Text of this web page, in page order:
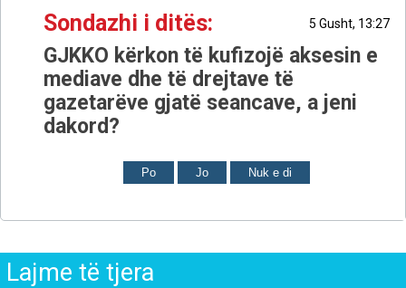
Sondazhi i ditës: 5 Gusht, 13:27
GJKKO kërkon të kufizojë aksesin e
mediave dhe të drejtave të
gazetarëve gjatë seancave, a jeni
dakord?
Po Jo Nuk e di
Lajme të tjera